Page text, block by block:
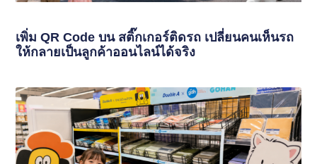
เพิ่ม QR Code บน สติ๊กเกอร์ติดรถ เปลี่ยนคนเห็นรถ
ให้กลายเป็นลูกค้าออนไลน์ได้จริง